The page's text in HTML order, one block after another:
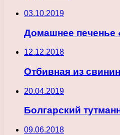
03.10.2019
Домашнее печенье
12.12.2018
Отбивная из
20.04.2019
Болгарский
09.06.2018